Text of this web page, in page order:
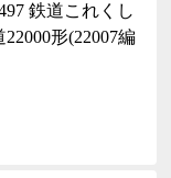
鉄道これくし
形(22007編